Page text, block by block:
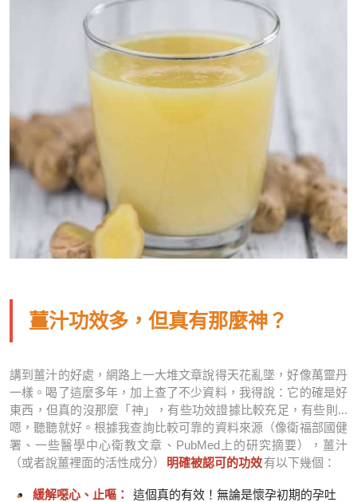
薑汁功效多，但真有那麼神？
講到薑汁的好處，網路上一大堆文章說得天花亂墜，好像萬靈丹
一樣。喝了這麼多年，加上查了不少資料，我得說：它的確是好
東西，但真的沒那麼「神」，有些功效證據比較充足，有些則...
嗯，聽聽就好。根據我查詢比較可靠的資料來源（像衛福部國健
署、一些醫學中心衛教文章、PubMed上的研究摘要），薑汁
（或者說薑裡面的活性成分）
明確被認可的功效有以下幾個：
緩解噁心、止嘔： 這個真的有效！無論是懷孕初期的孕吐